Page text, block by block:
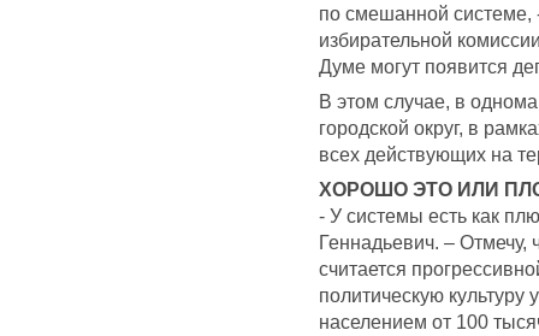
по смешанной системе,
избирательной
Думе могут появится
В этом случае, в
городской округ, в
всех действующих на
ХОРОШО ЭТО ИЛИ
- У системы есть как
Геннадьевич. – Отмечу,
считается
политическую
населением от 100